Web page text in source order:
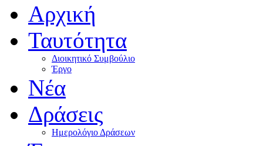
Αρχική
Ταυτότητα
Διοικητικό Συμβούλιο
Έργο
Νέα
Δράσεις
Ημερολόγιο Δράσεων